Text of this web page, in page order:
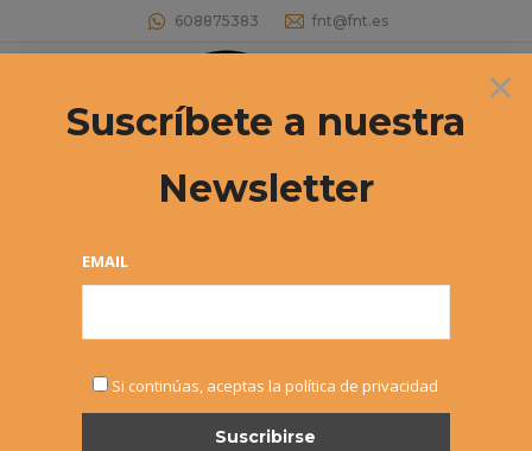
608875383 fnt@fnt.es
Buscar:
EL PRÓXIMO LUNES SE
LA JUNTA ELECTORAL
×
Suscríbete a nuestra
Newsletter
EMAIL
Si continúas, aceptas la política de privacidad